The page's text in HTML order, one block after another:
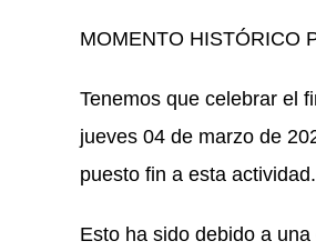
MOMENTO HISTÓRICO
Tenemos que celebrar el
jueves 04 de marzo de
puesto fin a esta actividad.
Esto ha sido debido a